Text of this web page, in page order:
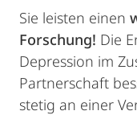
Sie leisten einen
Forschung! Die
Depression im
Partnerschaft
stetig an einer